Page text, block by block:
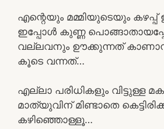
എന്റെയും മമ്മിയുടെയും കഴപ്പ്
ഇപ്പോൾ കുണ്ണ
വല്ലവനും ഊക്കുന്നത്
കൂടെ വന്നത്…
എല്ലാ പരിധികളും വിട്ടുള്ള
മാത്യുവിന് മിണ്ടാതെ
കഴിഞ്ഞൊള്ളൂ…